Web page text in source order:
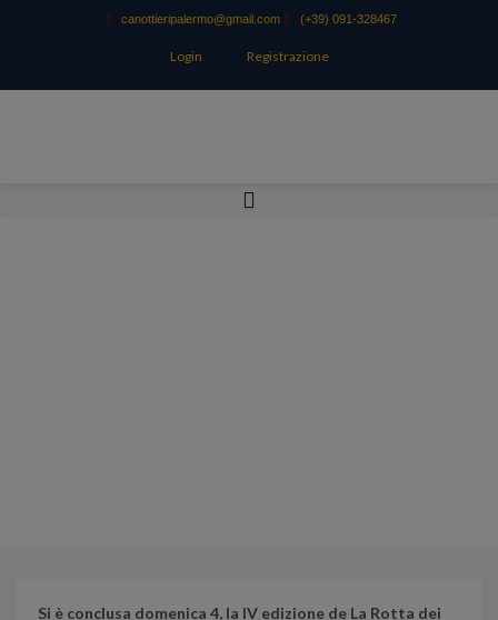
canottieripalermo@gmail.com (+39) 091-328467
Login Registrazione
Si è conclusa domenica 4, la IV edizione de La Rotta dei